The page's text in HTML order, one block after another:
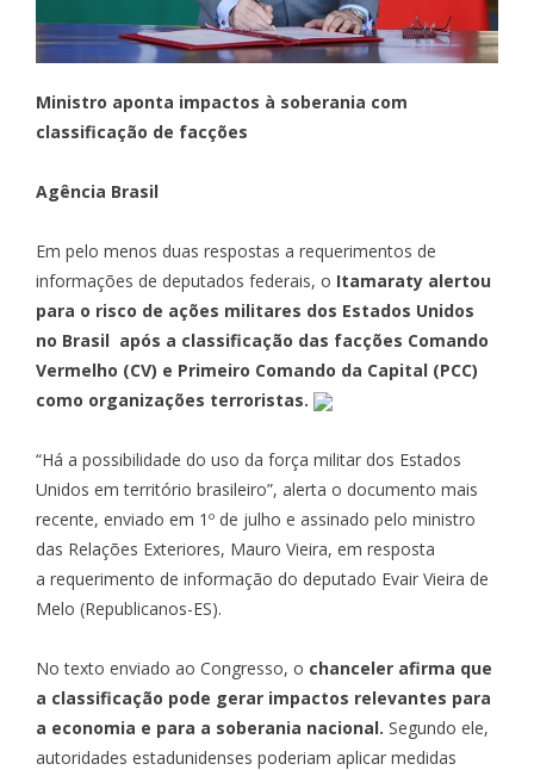
Ministro aponta impactos à soberania com
classificação de facções
Agência Brasil
Em pelo menos duas respostas a requerimentos de
informações de deputados federais, o Itamaraty alertou
para o risco de ações militares dos Estados Unidos
no Brasil após a classificação das facções Comando
Vermelho (CV) e Primeiro Comando da Capital (PCC)
como organizações terroristas.
“Há a possibilidade do uso da força militar dos Estados
Unidos em território brasileiro”, alerta o documento mais
recente, enviado em 1º de julho e assinado pelo ministro
das Relações Exteriores, Mauro Vieira, em resposta
a requerimento de informação do deputado Evair Vieira de
Melo (Republicanos-ES).
No texto enviado ao Congresso, o chanceler afirma que
a classificação pode gerar impactos relevantes para
a economia e para a soberania nacional. Segundo ele,
autoridades estadunidenses poderiam aplicar medidas